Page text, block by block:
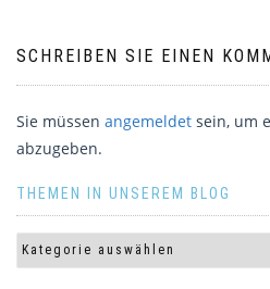
SCHREIBEN SIE EINEN
Sie müssen angemeldet sein, um
abzugeben.
THEMEN IN UNSEREM BLOG